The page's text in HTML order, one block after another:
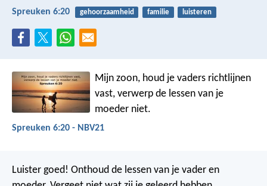
Spreuken 6:20 gehoorzaamheid familie luisteren
Mijn zoon, houd je vaders richtlijnen
vast, verwerp de lessen van je
moeder niet.
Spreuken 6:20 - NBV21
Luister goed! Onthoud de lessen van je vader en